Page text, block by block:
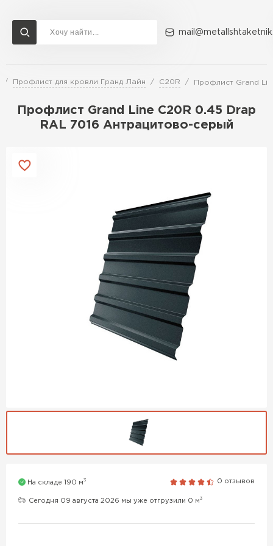
Профлист для кровли Гранд Лайн C20R Профлист Grand
Профлист Grand Line C20R 0.45 Drap
RAL 7016 Антрацитово-серый
На складе 190 м3 0 отзывов
Сегодня 09 августа 2026 мы уже отгрузили 0 м3
Доставка и оплата Акции О компании Контакты
Перейти в каталог